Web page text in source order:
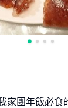
家團年飯必食